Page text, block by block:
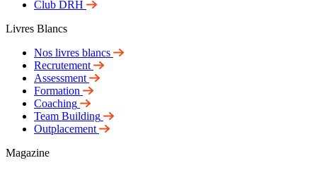
Club DRH
Livres Blancs
Nos livres blancs
Recrutement
Assessment
Formation
Coaching
Team Building
Outplacement
Magazine